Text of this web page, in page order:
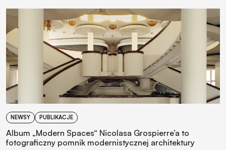
NEWSY PUBLIKACJE
Album „Modern Spaces“ Nicolasa Grospierre’a to
fotograficzny pomnik modernistycznej architektury